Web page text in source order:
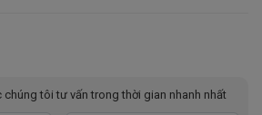
tôi tư vấn trong thời gian nhanh nhất